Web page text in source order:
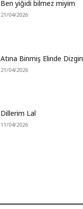
Ben yiğidi bilmez miyim
21/04/2026
Atına Binmiş Elinde Dizgin
21/04/2026
Dillerim Lal
11/04/2026